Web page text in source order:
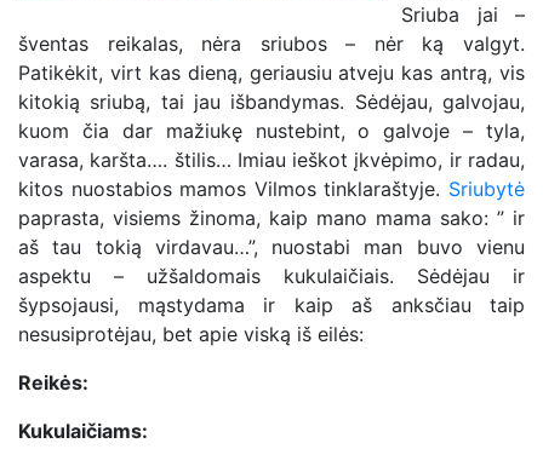
Sriuba jai –
šventas reikalas, nėra sriubos – nėr ką valgyt.
Patikėkit, virt kas dieną, geriausiu atveju kas antrą, vis
kitokią sriubą, tai jau išbandymas. Sėdėjau, galvojau,
kuom čia dar mažiukę nustebint, o galvoje – tyla,
varasa, karšta…. štilis… Imiau ieškot įkvėpimo, ir radau,
kitos nuostabios mamos Vilmos tinklaraštyje. Sriubytė
paprasta, visiems žinoma, kaip mano mama sako: ” ir
aš tau tokią virdavau…”, nuostabi man buvo vienu
aspektu – užšaldomais kukulaičiais. Sėdėjau ir
šypsojausi, mąstydama ir kaip aš anksčiau taip
nesusiprotėjau, bet apie viską iš eilės:
Reikės:
Kukulaičiams: